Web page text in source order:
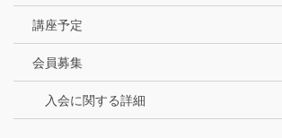
講座予定
会員募集
入会に関する詳細